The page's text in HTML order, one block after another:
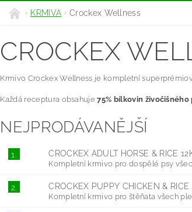
KRMIVA Crockex Wellness
CROCKEX
Krmivo Crockex Wellness je kompletní
Každá receptura obsahuje75% bílkovin živočišného
NEJPRODÁVANĚJŠÍ
1. CROCKEX ADULT HORSE & RICE
Kompletní krmivo pro dospělé psy
2. CROCKEX PUPPY CHICKEN & RICE
Kompletní krmivo pro štěňata všech